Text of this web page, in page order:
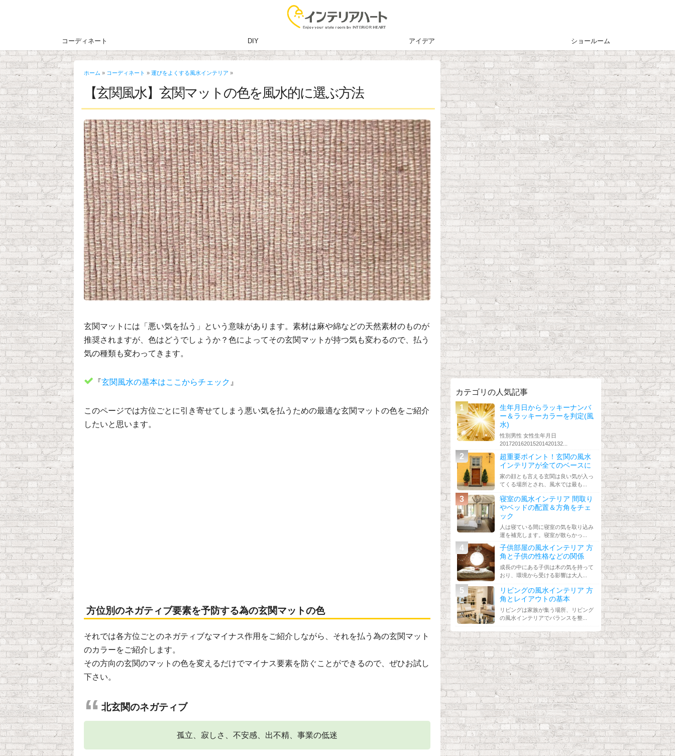
コーディネート DIY アイデア ショールーム
ホーム » コーディネート » 運びをよくする風水インテリア »
【玄関風水】玄関マットの色を風水的に選ぶ方法
玄関マットには「悪い気を払う」という意味があります。素材は麻や綿などの天然素材のものが
推奨されますが、色はどうでしょうか？色によってその玄関マットが持つ気も変わるので、払う
気の種類も変わってきます。
『玄関風水の基本はここからチェック 』
このページでは方位ごとに引き寄せてしまう悪い気を払うための最適な玄関マットの色をご紹介
したいと思います。
方位別のネガティブ要素を予防する為の玄関マットの色
それでは各方位ごとのネガティブなマイナス作用をご紹介しながら、それを払う為の玄関マット
のカラーをご紹介します。
その方向の玄関のマットの色を変えるだけでマイナス要素を防ぐことができるので、ぜひお試し
下さい。
北玄関のネガティブ
孤立、寂しさ、不安感、出不精、事業の低迷
カテゴリの人気記事
生年月日からラッキーナンバ
ー＆ラッキーカラーを判定(風
水)
性別男性 女性生年月日
201720162015201420132...
超重要ポイント！玄関の風水
インテリアが全てのベースに
家の顔とも言える玄関は良い気が入っ
てくる場所とされ、風水では最も...
寝室の風水インテリア 間取り
やベッドの配置＆方角をチェ
ック
人は寝ている間に寝室の気を取り込み
運を補充します。寝室が散らかっ...
子供部屋の風水インテリア 方
角と子供の性格などの関係
成長の中にある子供は木の気を持って
おり、環境から受ける影響は大人...
リビングの風水インテリア 方
角とレイアウトの基本
リビングは家族が集う場所、リビング
の風水インテリアでバランスを整...